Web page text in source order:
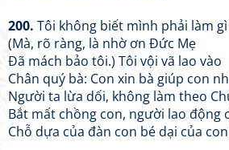
200. Tôi không biết mình phải làm
(Mà, rõ ràng, là nhờ ơn Đức Mẹ
Đã mách bảo tôi.) Tôi vội vã lao vào
Chân quý bà: Con xin bà giúp con
Người ta lừa dối, không làm theo
Bắt mất chồng con, người lao động
Chỗ dựa của đàn con bé dại của